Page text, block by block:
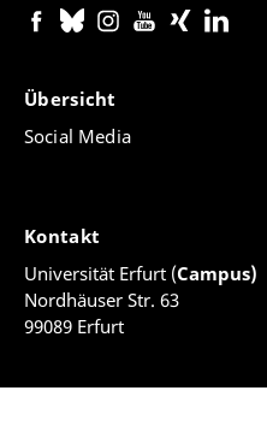
Übersicht
Social Media
Kontakt
Universität Erfurt (Campus)
Nordhäuser Str. 63
99089 Erfurt